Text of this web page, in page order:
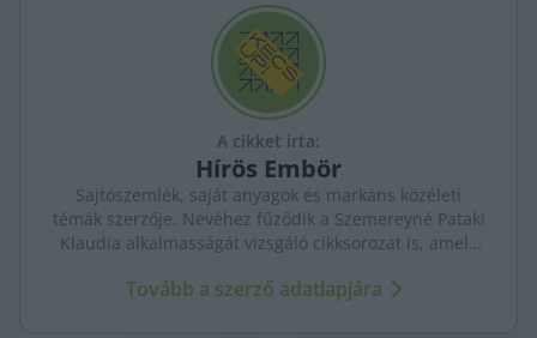
A cikket írta:
Hírös Embör
Sajtószemlék, saját anyagok és markáns közéleti
témák szerzője. Nevéhez fűződik a Szemereyné Pataki
Klaudia alkalmasságát vizsgáló cikksorozat is, amely
Tovább a szerző adatlapjára